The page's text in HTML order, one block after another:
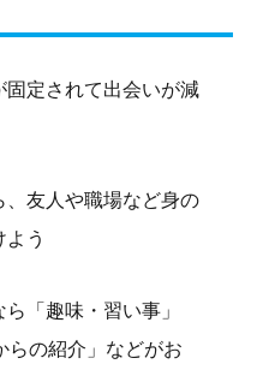
定されて出会いが減
、友人や職場など身の
う
「趣味・習い事」
らの紹介」などがお